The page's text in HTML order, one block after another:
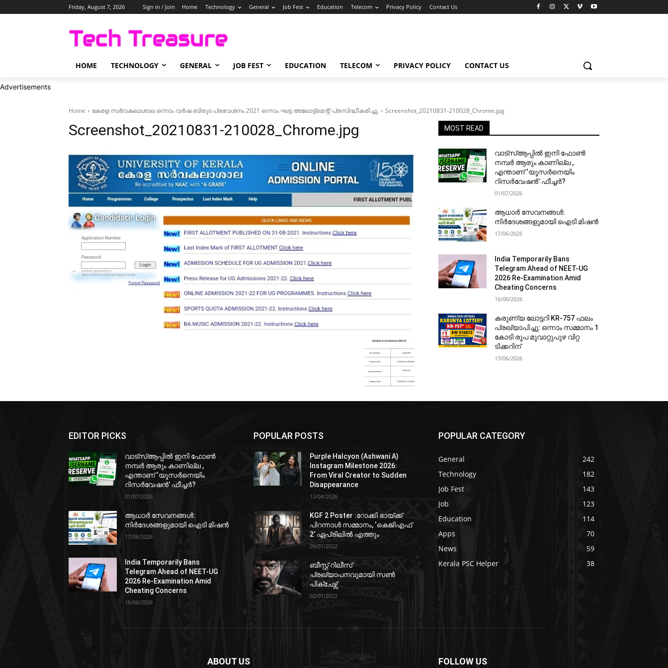
Friday, August 7, 2026 Sign in / Join Home Technology General Job Fest Education Telecom Privacy Policy Contact Us
HOME TECHNOLOGY GENERAL JOB FEST EDUCATION TELECOM PRIVACY POLICY CONTACT US
Advertisements
Home കേരള സർവകലാശാല ഒന്നാം വർഷ ബിരുദ പ്രവേശനം 2021 ഒന്നാം ഘട്ട അലോട്ട്മെന്റ് പ്രസിദ്ധീകരിച്ചു. Screenshot_20210831-210028_Chrome.jpg
Screenshot_20210831-210028_Chrome.jpg MOST READ
വാട്‌സ്ആപ്പിൽ ഇനി ഫോൺ
നമ്പർ ആരും കാണില്ല ,
എന്താണ് ‘യൂസർനെയിം
റിസർവേഷൻ’ ഫീച്ചർ?
01/07/2026
ആധാർ സേവനങ്ങൾ:
നിർദേശങ്ങളുമായി ഐടി മിഷൻ
17/06/2026
India Temporarily Bans
Telegram Ahead of NEET-UG
2026 Re-Examination Amid
Cheating Concerns
16/06/2026
കരുണ്യ ലോട്ടറി KR-757 ഫലം
പ്രഖ്യാപിച്ചു: ഒന്നാം സമ്മാനം 1
കോടി രൂപ മൂവാറ്റുപുഴ വിറ്റ
ടിക്കറിന്
13/06/2026
EDITOR PICKS
വാട്‌സ്ആപ്പിൽ ഇനി ഫോൺ
നമ്പർ ആരും കാണില്ല ,
എന്താണ് ‘യൂസർനെയിം
റിസർവേഷൻ’ ഫീച്ചർ?
01/07/2026
ആധാർ സേവനങ്ങൾ:
നിർദേശങ്ങളുമായി ഐടി മിഷൻ
17/06/2026
India Temporarily Bans
Telegram Ahead of NEET-UG
2026 Re-Examination Amid
Cheating Concerns
16/06/2026
POPULAR POSTS
Purple Halcyon (Ashwani A)
Instagram Milestone 2026:
From Viral Creator to Sudden
Disappearance
12/04/2026
KGF 2 Poster :റോക്കി ഭായ്ക്ക്
പിറന്നാൾ സമ്മാനം, ‘കെജിഎഫ്
2’ ഏപ്രിലിൽ എത്തും
09/01/2022
ബീസ്റ്റ് റിലീസ്
പ്രഖ്യാപനവുമായി സണ്‍
പിക്ചേഴ്സ്
02/01/2022
POPULAR CATEGORY
General
242
Technology
182
Job Fest
143
Job
123
Education
114
Apps
70
News
59
Kerala PSC Helper
38
ABOUT US FOLLOW US